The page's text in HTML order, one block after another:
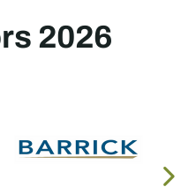
2026